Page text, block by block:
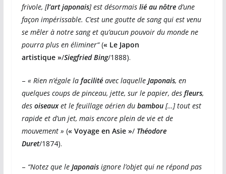
frivole, [l’art japonais] est désormais lié au nôtred’une
façon impérissable. C’est une goutte de sang qui est venu
se mêler à notre sang et qu’aucun pouvoir du monde ne
pourra plus en éliminer“(« Le Japon
artistique »/Siegfried Bing/1888).
– « Rien n’égale la facilitéavec laquelle Japonais, en
quelques coups de pinceau, jette, sur le papier, des fleurs,
des oiseauxet le feuillage aérien du bambou[…] tout est
rapide et d’un jet, mais encore plein de vie et de
mouvement » (« Voyage en Asie »/ Théodore
Duret/1874).
– “Notez que le Japonaisignore l’objet qui ne répond pas